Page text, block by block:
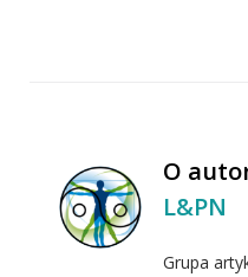
O
L&PN
Grupa